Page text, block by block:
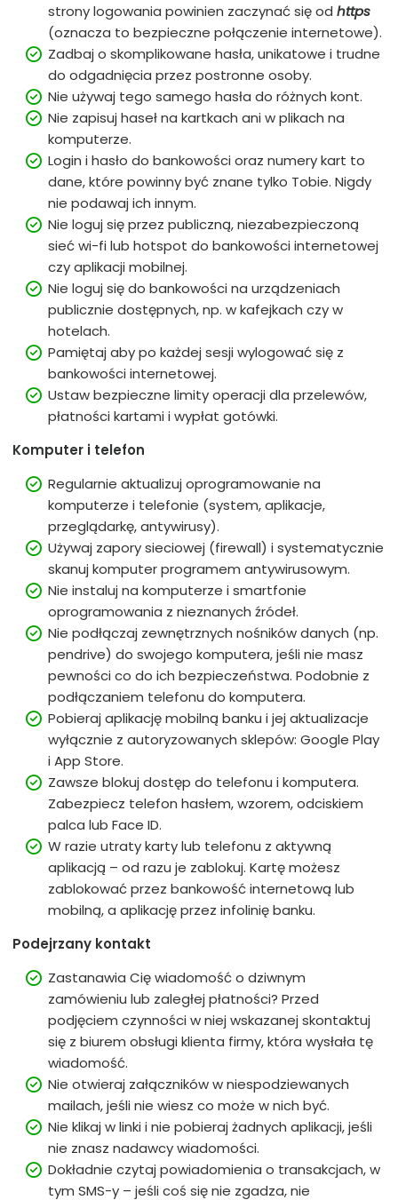
strony logowania powinien zaczynać się odhttps
(oznacza to bezpieczne połączenie internetowe).
Zadbaj o skomplikowane hasła, unikatowe i trudne
do odgadnięcia przez postronne osoby.
Nie używaj tego samego hasła do różnych kont.
Nie zapisuj haseł na kartkach ani w plikach na
komputerze.
Login i hasło do bankowości oraz numery kart to
dane, które powinny być znane tylko Tobie. Nigdy
nie podawaj ich innym.
Nie loguj się przez publiczną, niezabezpieczoną
sieć wi-fi lub hotspot do bankowości internetowej
czy aplikacji mobilnej.
Nie loguj się do bankowości na urządzeniach
publicznie dostępnych, np. w kafejkach czy w
hotelach.
Pamiętaj aby po każdej sesji wylogować się z
bankowości internetowej.
Ustaw bezpieczne limity operacji dla przelewów,
płatności kartami i wypłat gotówki.
Komputer i telefon
Regularnie aktualizuj oprogramowanie na
komputerze i telefonie (system, aplikacje,
przeglądarkę, antywirusy).
Używaj zapory sieciowej (firewall) i systematycznie
skanuj komputer programem antywirusowym.
Nie instaluj na komputerze i smartfonie
oprogramowania z nieznanych źródeł.
Nie podłączaj zewnętrznych nośników danych (np.
pendrive) do swojego komputera, jeśli nie masz
pewności co do ich bezpieczeństwa. Podobnie z
podłączaniem telefonu do komputera.
Pobieraj aplikację mobilną banku i jej aktualizacje
wyłącznie z autoryzowanych sklepów: Google Play
i App Store.
Zawsze blokuj dostęp do telefonu i komputera.
Zabezpiecz telefon hasłem, wzorem, odciskiem
palca lub Face ID.
W razie utraty karty lub telefonu z aktywną
aplikacją – od razu je zablokuj. Kartę możesz
zablokować przez bankowość internetową lub
mobilną, a aplikację przez infolinię banku.
Podejrzany kontakt
Zastanawia Cię wiadomość o dziwnym
zamówieniu lub zaległej płatności? Przed
podjęciem czynności w niej wskazanej skontaktuj
się z biurem obsługi klienta firmy, która wysłała tę
wiadomość.
Nie otwieraj załączników w niespodziewanych
mailach, jeśli nie wiesz co może w nich być.
Nie klikaj w linki i nie pobieraj żadnych aplikacji, jeśli
nie znasz nadawcy wiadomości.
Dokładnie czytaj powiadomienia o transakcjach, w
tym SMS-y – jeśli coś się nie zgadza, nie